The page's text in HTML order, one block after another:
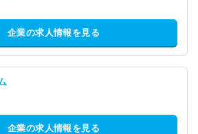
企業の求人情報を見る
企業の求人情報を見る